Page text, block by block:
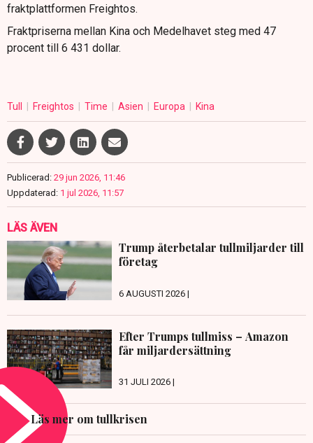
fraktplattformen Freightos.
Fraktpriserna mellan Kina och Medelhavet steg med 47
procent till 6 431 dollar.
Tull Freightos Time Asien Europa Kina
Publicerad: 29 jun 2026, 11:46
Uppdaterad: 1 jul 2026, 11:57
LÄS ÄVEN
Trump återbetalar tullmiljarder till
företag
6 AUGUSTI 2026 |
Efter Trumps tullmiss – Amazon
får miljardersättning
31 JULI 2026 |
Läs mer om tullkrisen